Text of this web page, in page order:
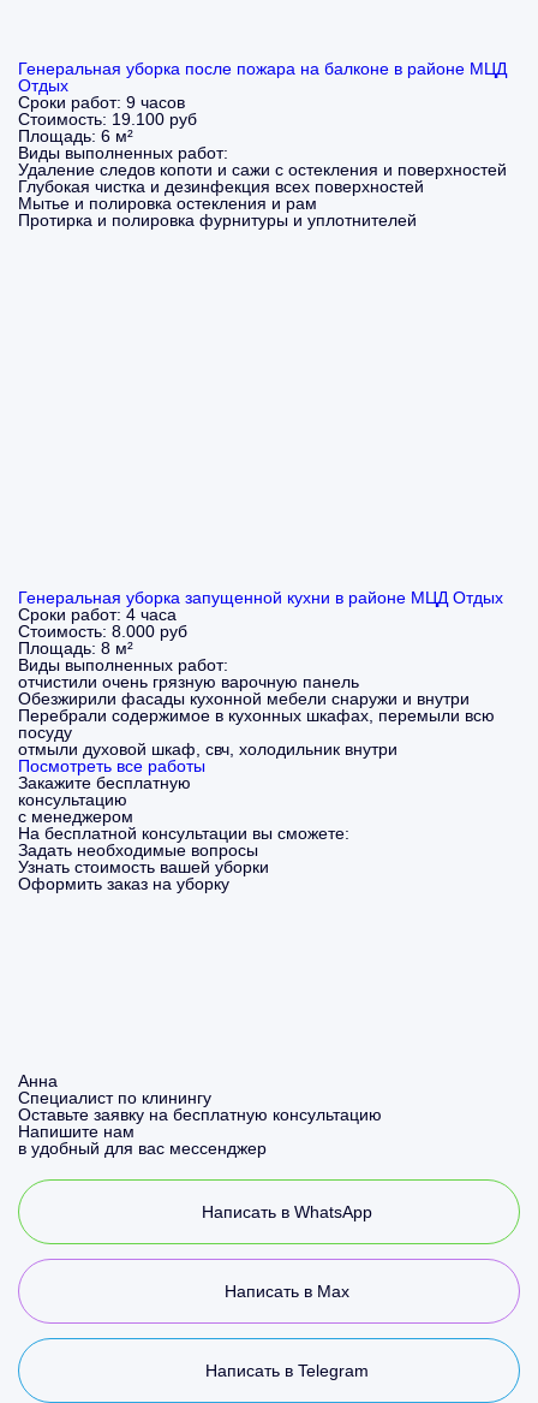
Генеральная уборка после пожара на балконе в районе МЦД
Отдых
Сроки работ: 9 часов
Стоимость: 19.100 руб
Площадь: 6 м²
Виды выполненных работ:
Удаление следов копоти и сажи с остекления и поверхностей
Глубокая чистка и дезинфекция всех поверхностей
Мытье и полировка остекления и рам
Протирка и полировка фурнитуры и уплотнителей
Генеральная уборка запущенной кухни в районе МЦД Отдых
Сроки работ: 4 часа
Стоимость: 8.000 руб
Площадь: 8 м²
Виды выполненных работ:
отчистили очень грязную варочную панель
Обезжирили фасады кухонной мебели снаружи и внутри
Перебрали содержимое в кухонных шкафах, перемыли всю
посуду
отмыли духовой шкаф, свч, холодильник внутри
Посмотреть все работы
Закажите бесплатную
консультацию
с менеджером
На бесплатной консультации вы сможете:
Задать необходимые вопросы
Узнать стоимость вашей уборки
Оформить заказ на уборку
Анна
Специалист по клинингу
Оставьте заявку на бесплатную консультацию
Напишите нам
в удобный для вас мессенджер
Написать в WhatsApp
Написать в Max
Написать в Telegram